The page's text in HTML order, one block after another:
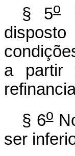
§ 5o
a partir
§ 6o
ser